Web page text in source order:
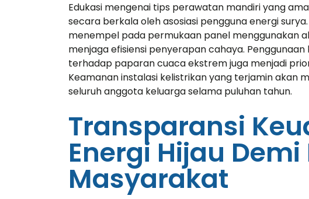
Edukasi mengenai tips perawatan mandiri yang
secara berkala oleh asosiasi pengguna energi
menempel pada permukaan panel menggunakan
menjaga efisiensi penyerapan cahaya.
terhadap paparan cuaca ekstrem juga menjadi
Keamanan instalasi kelistrikan yang terjamin akan
seluruh anggota keluarga selama puluhan tahun.
Transparansi
Energi Hijau
Masyarakat
David S.
CEO at Entavo LLC